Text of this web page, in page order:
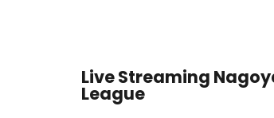
Live Streaming
League